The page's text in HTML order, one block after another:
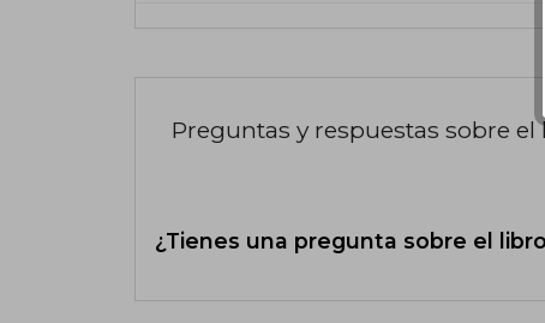
Preguntas y respuestas sobre el
¿Tienes una pregunta sobre el